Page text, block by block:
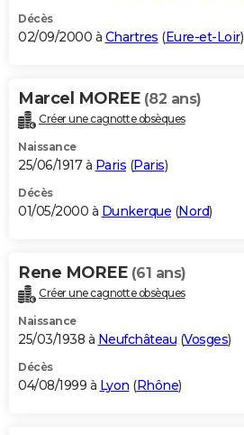
Décès
02/09/2000 à Chartres (Eure-et-Loir)
Marcel MOREE (82 ans)
Créer une cagnotte obsèques
Naissance
25/06/1917 à Paris (Paris)
Décès
01/05/2000 à Dunkerque (Nord)
Rene MOREE (61 ans)
Créer une cagnotte obsèques
Naissance
25/03/1938 à Neufchâteau (Vosges)
Décès
04/08/1999 à Lyon (Rhône)